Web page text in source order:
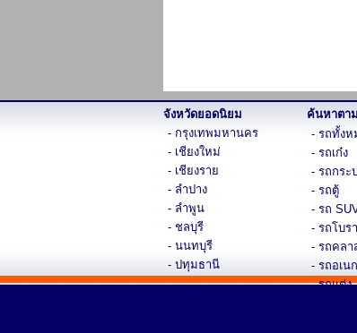
จังหวัดยอดนิยม
- กรุงเทพมหานคร
- เชียงใหม่
- เชียงราย
- ลำปาง
- ลำพูน
- ชลบุรี
- นนทบุรี
- ปทุมธานี
ค้นหาตา
- รถทั้งห
- รถเก๋ง
- รถกระ
- รถตู้
- รถ
- รถโบร
- รถคลา
- รถอเน
- รถแต่ง